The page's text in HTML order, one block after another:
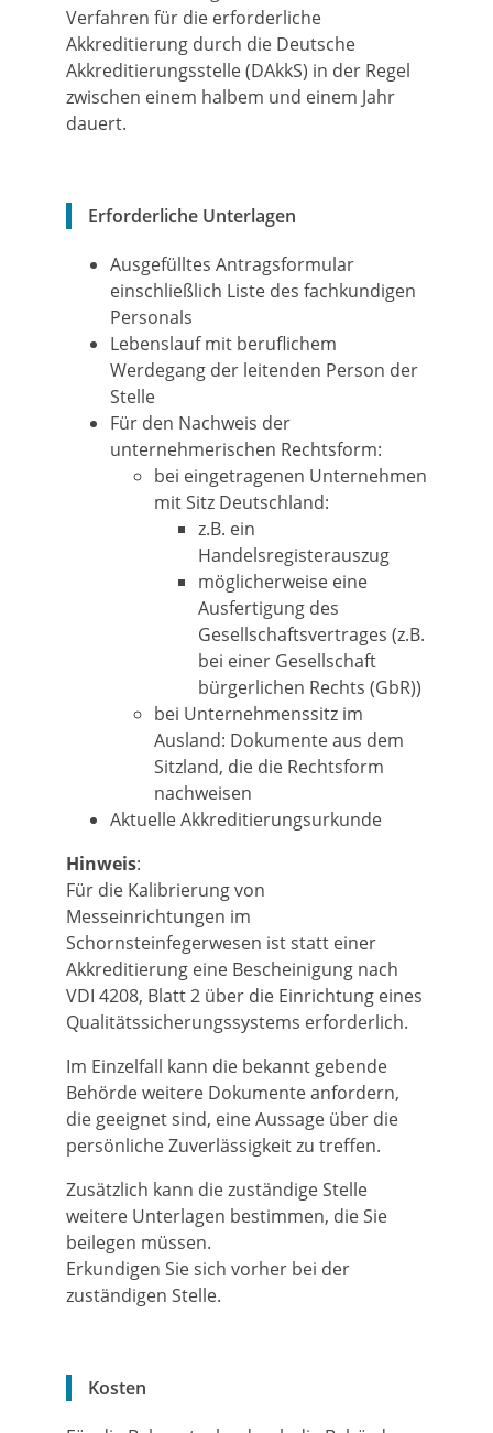
Verfahren für die erforderliche
Akkreditierung durch die Deutsche
Akkreditierungsstelle (DAkkS) in der Regel
zwischen einem halbem und einem Jahr
dauert.
Erforderliche Unterlagen
Ausgefülltes Antragsformular
einschließlich Liste des fachkundigen
Personals
Lebenslauf mit beruflichem
Werdegang der leitenden Person der
Stelle
Für den Nachweis der
unternehmerischen Rechtsform:
bei eingetragenen Unternehmen
mit Sitz Deutschland:
z.B. ein
Handelsregisterauszug
möglicherweise eine
Ausfertigung des
Gesellschaftsvertrages (z.B.
bei einer Gesellschaft
bürgerlichen Rechts (GbR))
bei Unternehmenssitz im
Ausland: Dokumente aus dem
Sitzland, die die Rechtsform
nachweisen
Aktuelle Akkreditierungsurkunde
Hinweis:
Für die Kalibrierung von
Messeinrichtungen im
Schornsteinfegerwesen ist statt einer
Akkreditierung eine Bescheinigung nach
VDI 4208, Blatt 2 über die Einrichtung eines
Qualitätssicherungssystems erforderlich.
Im Einzelfall kann die bekannt gebende
Behörde weitere Dokumente anfordern,
die geeignet sind, eine Aussage über die
persönliche Zuverlässigkeit zu treffen.
Zusätzlich kann die zuständige Stelle
weitere Unterlagen bestimmen, die Sie
beilegen müssen.
Erkundigen Sie sich vorher bei der
zuständigen Stelle.
Kosten